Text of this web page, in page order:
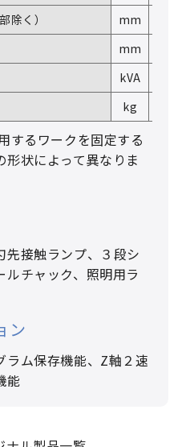
除く）
mm
mm
kVA
kg
するワークを固定する
状によって異なりま
先接触ランプ、３段シ
チャック、照明用ラ
ン
ラム保存機能、Z軸２速
能